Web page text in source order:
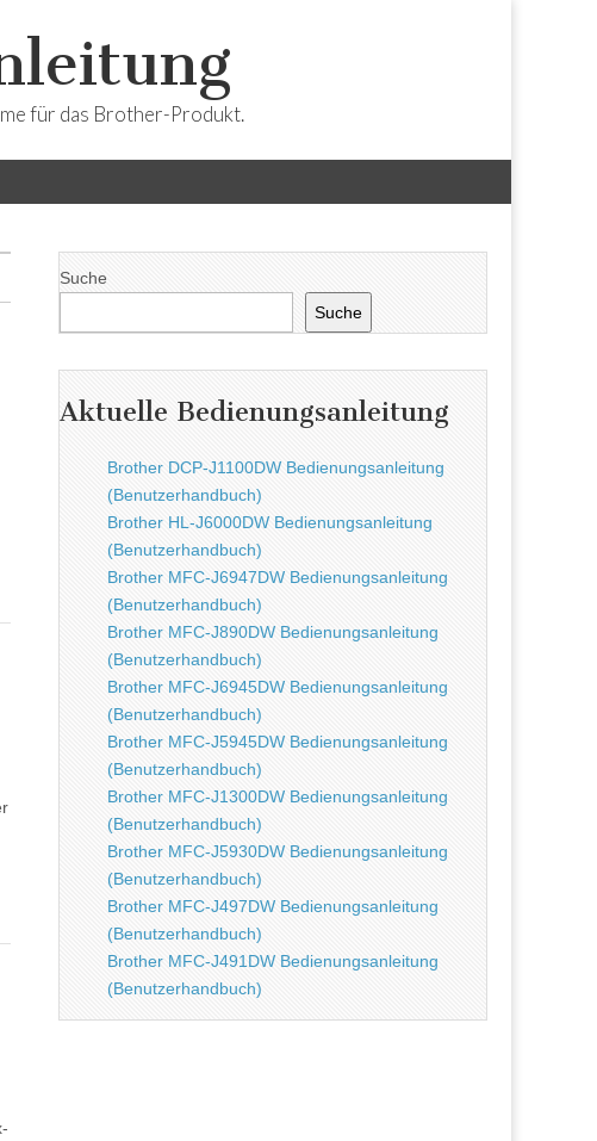
für das Brother-Produkt.
Suche
Suche
Aktuelle Bedienungsanleitung
Brother DCP-J1100DW Bedienungsanleitung
(Benutzerhandbuch)
Brother HL-J6000DW Bedienungsanleitung
(Benutzerhandbuch)
Brother MFC-J6947DW Bedienungsanleitung
(Benutzerhandbuch)
Brother MFC-J890DW Bedienungsanleitung
(Benutzerhandbuch)
Brother MFC-J6945DW Bedienungsanleitung
(Benutzerhandbuch)
Brother MFC-J5945DW Bedienungsanleitung
(Benutzerhandbuch)
Brother MFC-J1300DW Bedienungsanleitung
(Benutzerhandbuch)
Brother MFC-J5930DW Bedienungsanleitung
(Benutzerhandbuch)
Brother MFC-J497DW Bedienungsanleitung
(Benutzerhandbuch)
Brother MFC-J491DW Bedienungsanleitung
(Benutzerhandbuch)